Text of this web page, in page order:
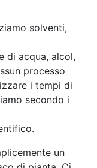
solventi,
di acqua, alcol,
processo
i tempi di
secondo i
un